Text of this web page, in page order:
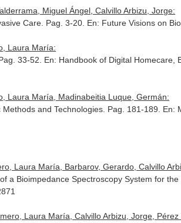
Miguel Ángel, Calvillo Arbizu, Jorge:
Care. Pag. 3-20. En: Future Visions on
Laura María:
33-52. En: Handbook of Digital Homecare,
Laura María, Madinabeitia Luque, Germán:
and Technologies. Pag. 181-189. En:
Laura María, Barbarov, Gerardo, Calvillo
a Bioimpedance Spectroscopy System for
Laura María, Calvillo Arbizu, Jorge,